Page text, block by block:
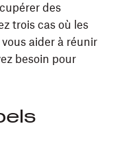
des
trois cas où les
aider à réunir
besoin pour